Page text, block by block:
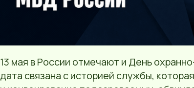
13 мая в России отмечают и День
дата связана с историей службы,